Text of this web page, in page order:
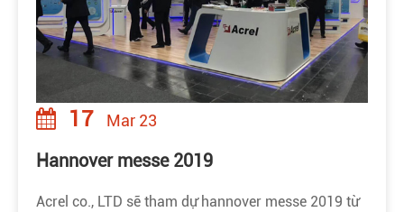
17 Mar 23
Hannover messe 2019
Acrel co., LTD sẽ tham dự hannover messe 2019 từ